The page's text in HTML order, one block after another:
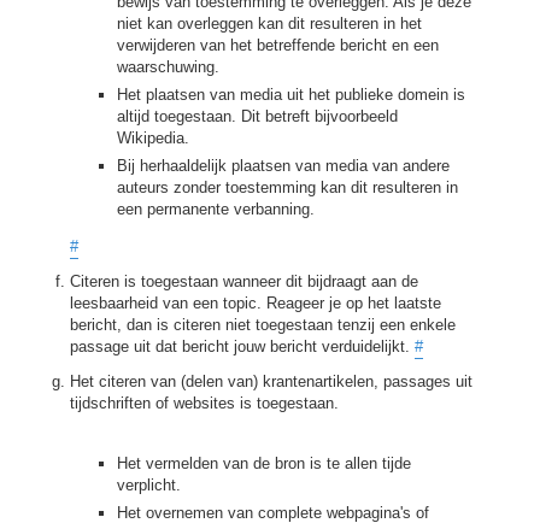
niet kan overleggen kan dit resulteren in het
verwijderen van het betreffende bericht en een
waarschuwing.
Het plaatsen van media uit het publieke domein is
altijd toegestaan. Dit betreft bijvoorbeeld
Wikipedia.
Bij herhaaldelijk plaatsen van media van andere
auteurs zonder toestemming kan dit resulteren in
een permanente verbanning.
#
Citeren is toegestaan wanneer dit bijdraagt aan de
leesbaarheid van een topic. Reageer je op het laatste
bericht, dan is citeren niet toegestaan tenzij een enkele
passage uit dat bericht jouw bericht verduidelijkt. #
Het citeren van (delen van) krantenartikelen, passages uit
tijdschriften of websites is toegestaan.
Het vermelden van de bron is te allen tijde
verplicht.
Het overnemen van complete webpagina's of